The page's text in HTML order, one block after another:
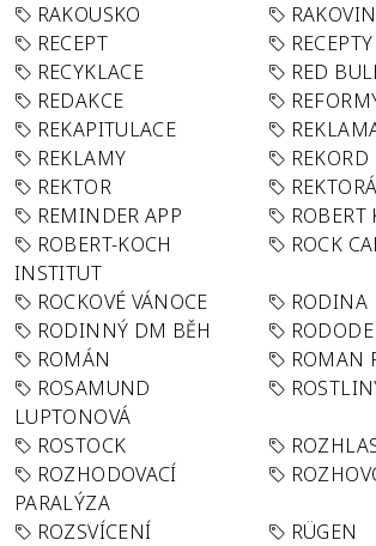
RAKOUSKO
RECEPT
RECEPTY
RECYKLACE
RED
REDAKCE
REKAPITULACE
REKLAMY
REKORD
REKTOR
REMINDER APP
ROBERT
ROBERT-KOCH
INSTITUT
ROCK
ROCKOVÉ VÁNOCE
RODINA
RODINNÝ DM BĚH
ROMÁN
ROMAN
ROSAMUND
LUPTONOVÁ
ROSTOCK
ROZHODOVACÍ
PARALÝZA
ROZSVÍCENÍ
RÜGEN